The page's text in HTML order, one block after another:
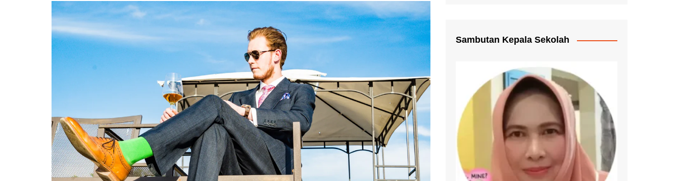
Suket Pengganti Ijazah
Maklummat Pelayanan
Sambutan Kepala Sekolah